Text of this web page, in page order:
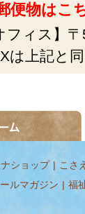
便物はこ
フィス】
は上記と
ショップ | こさ
ールマガジン | 福